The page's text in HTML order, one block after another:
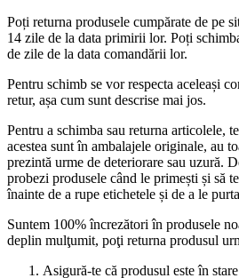
Poți returna produsele cumpărate de pe
14 zile de la data primirii lor. Poți
de zile de la data comandării lor.
Pentru schimb se vor respecta aceleași
retur, așa cum sunt descrise mai jos.
Pentru a schimba sau returna articolele,
acestea sunt în ambalajele originale, au
prezintă urme de deteriorare sau uzură.
probezi produsele când le primești și să
înainte de a rupe etichetele și de a le
Suntem 100% încrezători în produsele
deplin mulţumit, poţi returna produsul
Asigură-te că produsul este în